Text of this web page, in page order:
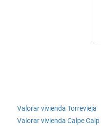
Valorar vivienda Torrevieja
Valorar vivienda Calpe Calp